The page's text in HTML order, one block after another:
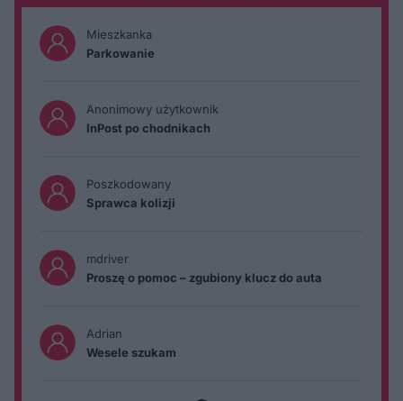
Mieszkanka
Parkowanie
Anonimowy użytkownik
InPost po chodnikach
Poszkodowany
Sprawca kolizji
mdriver
Proszę o pomoc – zgubiony klucz do auta
Adrian
Wesele szukam